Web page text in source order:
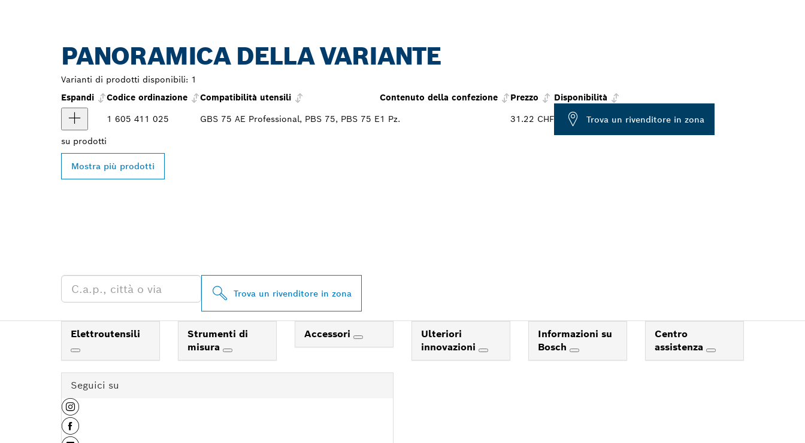
PANORAMICA DELLA VARIANTE
Varianti di prodotti disponibili: 1
Espandi
Codice ordinazione Compatibilità utensili Contenuto della confezione Prezzo
Disponibilità
1 605 411 025
GBS 75 AE Professional, PBS 75, PBS 75 E1 Pz. 31.22 CHF Trova un rivenditore in zona
su prodotti
Mostra più prodotti
Trova un rivenditore in zona
Elettroutensili
Strumenti di
misura
Accessori
Ulteriori
innovazioni
Informazioni su
Bosch
Centro
assistenza
Seguici su